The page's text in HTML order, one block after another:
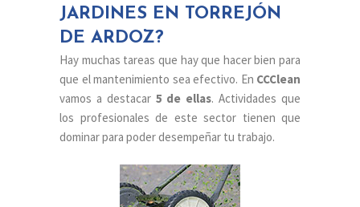
JARDINES EN TORREJÓN
DE ARDOZ?
Hay muchas tareas que hay que hacer bien para
que el mantenimiento sea efectivo. En CCClean
vamos a destacar 5 de ellas. Actividades que
los profesionales de este sector tienen que
dominar para poder desempeñar tu trabajo.